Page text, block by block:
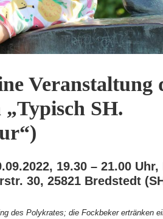
Veranstaltung
„Typisch SH.
19.30 – 21.00
30, 25821 Bredstedt
des Polykrates; die Fockbeker ertränken